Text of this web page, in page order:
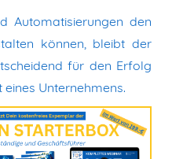
Automatisierungen den
können, bleibt der
für den Erfolg
Unternehmens.